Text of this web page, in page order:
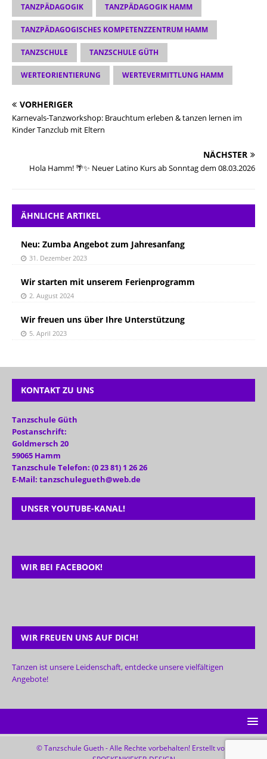
TANZPÄDAGOGIK TANZPÄDAGOGIK HAMM
TANZPÄDAGOGISCHES KOMPETENZZENTRUM HAMM
TANZSCHULE TANZSCHULE GÜTH
WERTEORIENTIERUNG WERTEVERMITTLUNG HAMM
VORHERIGER
Karnevals-Tanzworkshop: Brauchtum erleben & tanzen lernen im
Kinder Tanzclub mit Eltern
NÄCHSTER
Hola Hamm! 🌴✨ Neuer Latino Kurs ab Sonntag dem 08.03.2026
ÄHNLICHE ARTIKEL
Neu: Zumba Angebot zum Jahresanfang
31. Dezember 2023
Wir starten mit unserem Ferienprogramm
2. August 2024
Wir freuen uns über Ihre Unterstützung
5. April 2023
KONTAKT ZU UNS
Tanzschule Güth
Postanschrift:
Goldmersch 20
59065 Hamm
Tanzschule Telefon: (0 23 81) 1 26 26
E-Mail: tanzschulegueth@web.de
UNSER YOUTUBE-KANAL!
WIR BEI FACEBOOK!
WIR FREUEN UNS AUF DICH!
Tanzen ist unsere Leidenschaft, entdecke unsere vielfältigen
Angebote!
© Tanzschule Gueth - Alle Rechte vorbehalten! Erstellt von: